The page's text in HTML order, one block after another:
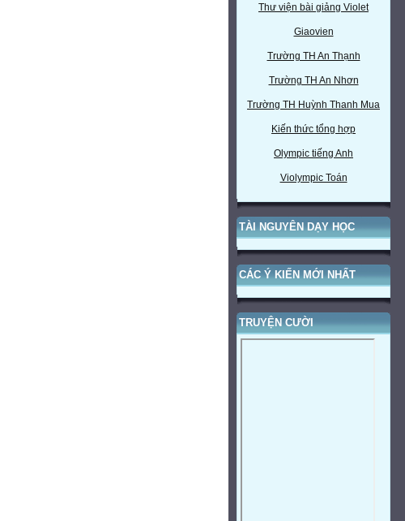
Thư viện bài giảng Violet
Giaovien
Trường TH An Thạnh
Trường TH An Nhơn
Trường TH Huỳnh Thanh Mua
Kiến thức tổng hợp
Olympic tiếng Anh
Violympic Toán
TÀI NGUYÊN DẠY HỌC
CÁC Ý KIẾN MỚI NHẤT
TRUYỆN CƯỜI